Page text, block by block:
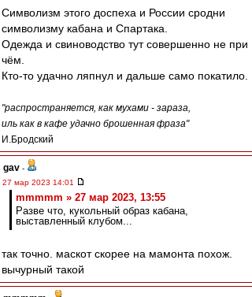
Символизм этого доспеха и России сродни
символизму кабана и Спартака.
Одежда и свиноводство тут совершенно не при
чём.
Кто-то удачно ляпнул и дальше само покатило.
"распространяется, как мухами - зараза,
иль как в кафе удачно брошенная фраза"
И.Бродский
gav -
27 мар 2023 14:01
mmmmm » 27 мар 2023, 13:55
Разве что, кукольный образ кабана,
выставленный клубом...
так точно. маскот скорее на мамонта похож.
вычурный такой